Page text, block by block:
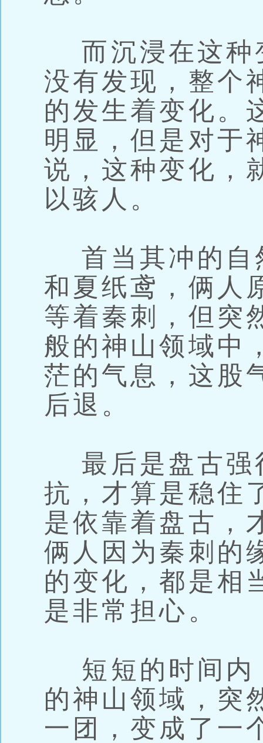
而沉浸在这种
没有发现，整个
的发生着变化。
明显，但是对于
说，这种变化，
以骇人。
首当其冲的自
和夏纸鸢，俩人
等着秦刺，但突
般的神山领域中
茫的气息，这股
后退。
最后是盘古强
抗，才算是稳住
是依靠着盘古，
俩人因为秦刺的
的变化，都是相
是非常担心。
短短的时间内
的神山领域，突
一团，变成了一